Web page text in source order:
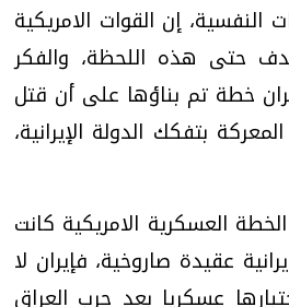
إن القوات الامريكية
حتى هذه اللحظة، والفكر
خطة تم بناؤها على أن قتل
بتفكك الدولة الإيرانية،
العسكرية الامريكية كانت
عقيدة صاروخية، فإيران لا
عسكريا بعد حرب العراق
تحقيقات وحوارات
دليلك للتنسيق الجامعي .. تساؤلات
وإجابات